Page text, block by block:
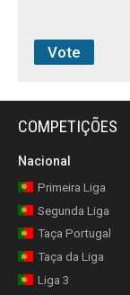
COMPETIÇÕES
Nacional
Primeira Liga
Segunda Liga
Taça Portugal
Taça da Liga
Liga 3